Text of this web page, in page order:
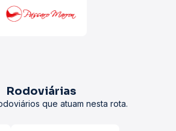
Rodoviárias
que atuam nesta rota.